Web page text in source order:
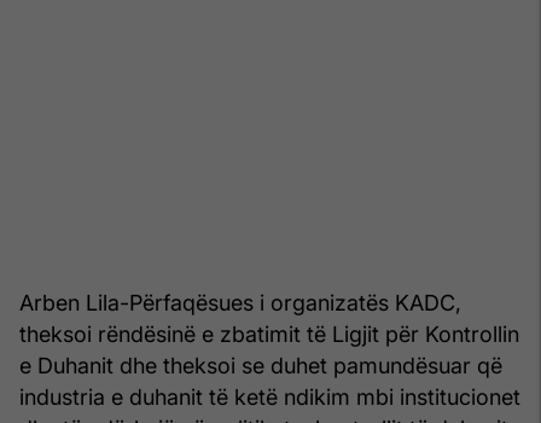
Arben Lila-Përfaqësues i organizatës KADC,
theksoi rëndësinë e zbatimit të Ligjit për Kontrollin
e Duhanit dhe theksoi se duhet pamundësuar që
industria e duhanit të ketë ndikim mbi institucionet